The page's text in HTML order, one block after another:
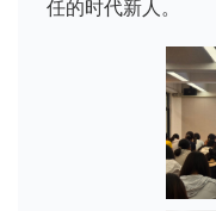
任的时代新人。